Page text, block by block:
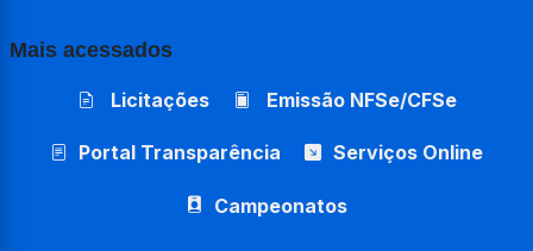
Mais acessados
Licitações Emissão NFSe/CFSe
Portal Transparência Serviços Online
Campeonatos